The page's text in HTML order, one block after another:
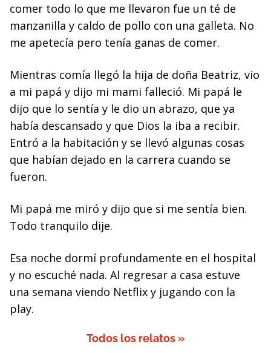
comer todo lo que me llevaron fue un té de
manzanilla y caldo de pollo con una galleta. No
me apetecía pero tenía ganas de comer.
Mientras comía llegó la hija de doña Beatriz, vio
a mi papá y dijo mi mami falleció. Mi papá le
dijo que lo sentía y le dio un abrazo, que ya
había descansado y que Dios la iba a recibir.
Entró a la habitación y se llevó algunas cosas
que habían dejado en la carrera cuando se
fueron.
Mi papá me miró y dijo que si me sentía bien.
Todo tranquilo dije.
Esa noche dormí profundamente en el hospital
y no escuché nada. Al regresar a casa estuve
una semana viendo Netflix y jugando con la
play.
Todos los relatos »